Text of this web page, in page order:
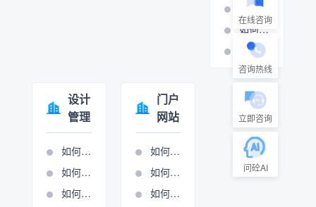
如何设置村组管理
如何设置房屋拆迁管理
如何设置只补不征管理
设计
管理
如何添加生产项目
如何设置项目执行
如何项目立项
门户
网站
如何做网站管理
如何进行新闻图管理
如何进行展示图管理
在线咨询
咨询热线
立即咨询
问砼AI